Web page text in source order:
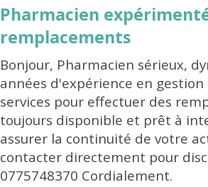
Pharmacien
remplacements
Bonjour, Pharmacien sérieux,
années d'expérience en
services pour effectuer des
toujours disponible et prêt à
assurer la continuité de votre
contacter directement pour
0775748370 Cordialement.